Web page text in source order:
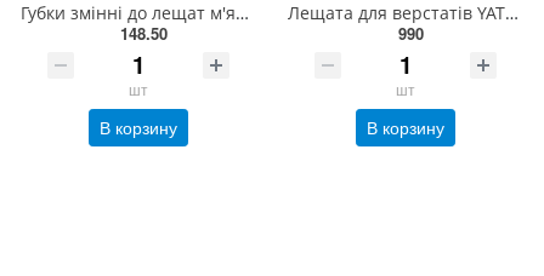
Губки змінні до лещат м'які YATO: 75 х 30 х 10 мм, алюмінієві з гумою [20/60] YT-65000
148.50
шт
В корзину
Лещата для верстатів YATO; корпус- 110 мм, губки- 50 мм, розвід губ- 30 мм [10] YT-65071
990
шт
В корзину